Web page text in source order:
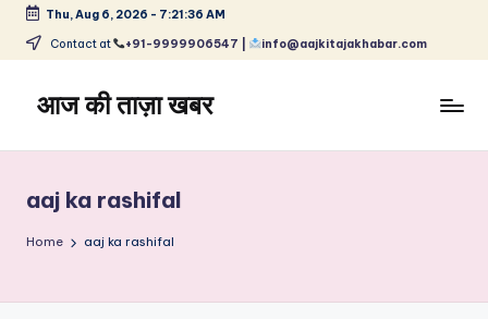
Skip
content
Thu, Aug 6, 2026 - 7:21:36 AM
Contact at +91-9999906547 | info@aajkitajakhabar.com
आज की ताज़ा खबर
ताज़ा
समाचार
–
aaj ka rashifal
Home aaj ka rashifal